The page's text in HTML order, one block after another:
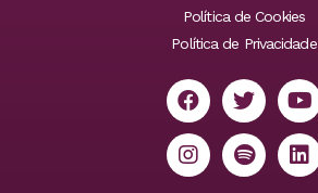
Política de Cookies
Política de Privacidade